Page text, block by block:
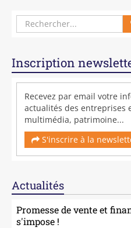
Inscription
Recevez par email votre
actualités des entreprises
multimédia, patrimoine...
S'inscrire à la
Actualités
Promesse de vente et
s'impose !